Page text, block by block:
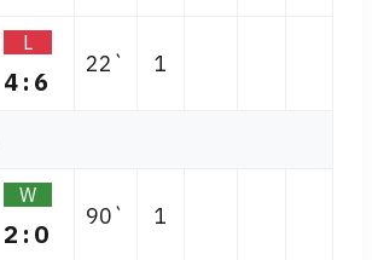
L
4:6
22` 1
W
2:0
90` 1